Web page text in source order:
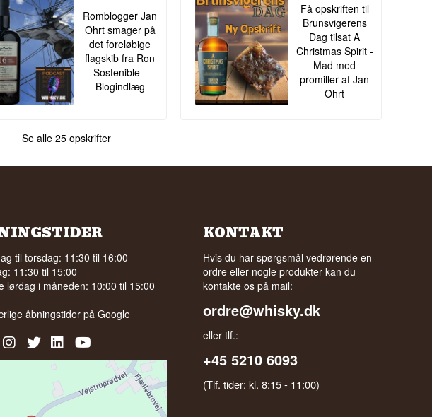
Romblogger Jan
Ohrt smager på
det foreløbige
flagskib fra Ron
Sostenible -
Blogindlæg
Få opskriften til
Brunsvigerens
Dag tilsat A
Christmas Spirit -
Mad med
promiller af Jan
Ohrt
Se alle 25 opskrifter
til torsdag: 11:30 til 16:00
11:30 til 15:00
lørdag i måneden: 10:00 til 15:00
åbningstider på Google
KONTAKT
Hvis du har spørgsmål vedrørende en
ordre eller nogle produkter kan du
kontakte os på mail:
ordre@whisky.dk
eller tlf.:
+45 5210 6093
(Tlf. tider: kl. 8:15 - 11:00)